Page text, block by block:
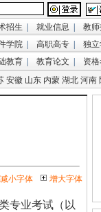
招生 就业信息 教
学院 高职高专 独
教育 教育论文 资
安徽 山东 内蒙 湖北 河南
减小字体 增大字体
专业考试（以